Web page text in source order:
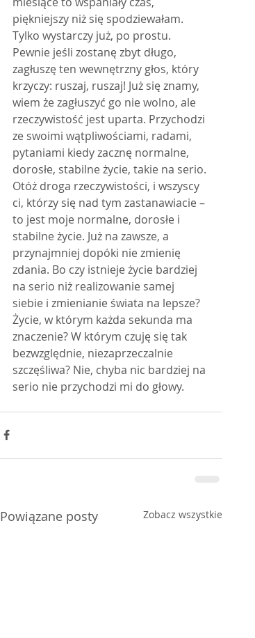
piękniejszy niż się spodziewałam.
Tylko wystarczy już, po prostu.
Pewnie jeśli zostanę zbyt długo,
zagłuszę ten wewnętrzny głos, który
krzyczy: ruszaj, ruszaj! Już się znamy,
wiem że zagłuszyć go nie wolno, ale
rzeczywistość jest uparta. Przychodzi
ze swoimi wątpliwościami, radami,
pytaniami kiedy zacznę normalne,
dorosłe, stabilne życie, takie na serio.
Otóż droga rzeczywistości, i wszyscy
ci, którzy się nad tym zastanawiacie –
to jest moje normalne, dorosłe i
stabilne życie. Już na zawsze, a
przynajmniej dopóki nie zmienię
zdania. Bo czy istnieje życie bardziej
na serio niż realizowanie samej
siebie i zmienianie świata na lepsze?
Życie, w którym każda sekunda ma
znaczenie? W którym czuję się tak
bezwzględnie, niezaprzeczalnie
szczęśliwa? Nie, chyba nic bardziej na
serio nie przychodzi mi do głowy.
Powiązane posty Zobacz wszystkie